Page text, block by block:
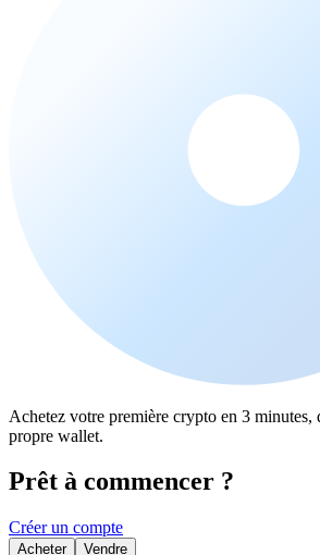
Achetez votre première crypto en 3 minutes,
propre wallet.
Prêt à commencer ?
Créer un compte
Acheter Vendre